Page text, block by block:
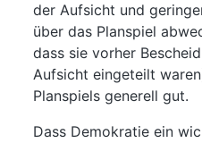
der Aufsicht und
über das Planspiel
dass sie vorher
Aufsicht eingeteilt
Planspiels generell gut.
Dass Demokratie ein